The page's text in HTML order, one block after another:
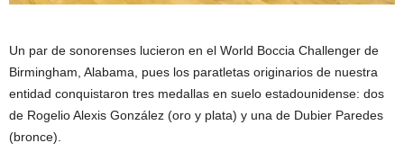
Un par de sonorenses lucieron en el World Boccia Challenger de
Birmingham, Alabama, pues los paratletas originarios de nuestra
entidad conquistaron tres medallas en suelo estadounidense: dos
de Rogelio Alexis González (oro y plata) y una de Dubier Paredes
(bronce).